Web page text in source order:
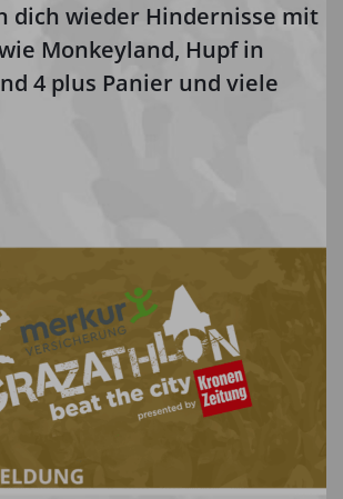
dich wieder Hindernisse mit
Monkeyland, Hupf in
4 plus Panier und viele